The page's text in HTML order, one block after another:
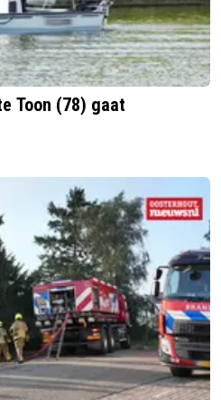
Toon (78) gaat